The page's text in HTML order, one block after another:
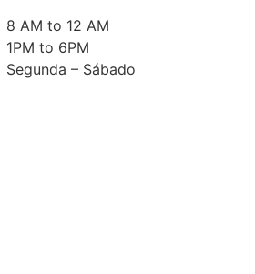
8 AM to 12 AM
1PM to 6PM
Segunda – Sábado